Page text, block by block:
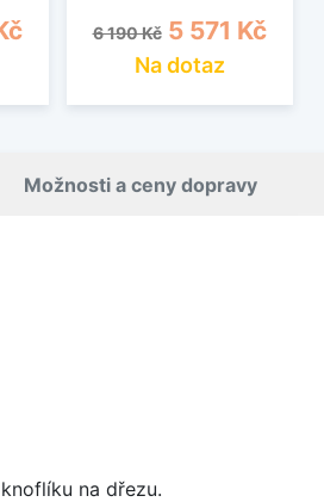
Běžná cena
6 190 Kč Cena
5 571 Kč
Na dotaz
Možnosti a ceny dopravy
na dřezu.